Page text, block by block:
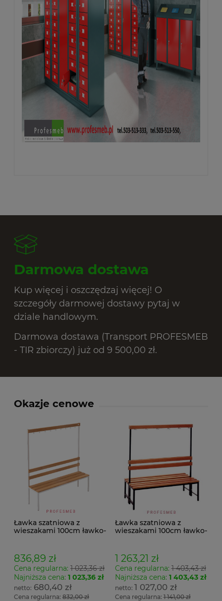
Darmowa dostawa
Kup więcej i oszczędzaj więcej! O
szczegóły darmowej dostawy pytaj w
dziale handlowym.
Darmowa dostawa (Transport PROFESMEB
- TIR zbiorczy) już od 9 500,00 zł.
Okazje cenowe
Ławka szatniowa z
wieszakami 100cm ławko-
836,89 zł
Cena regularna: 1 023,36 zł
Najniższa cena: 1 023,36 zł
680,40 zł
Cena regularna: 832,00 zł
Ławka szatniowa z
wieszakami 100cm ławko-
1 263,21 zł
Cena regularna:1 403,43 zł
Najniższa cena: 1 403,43 zł
1 027,00 zł
Cena regularna:1 141,00 zł